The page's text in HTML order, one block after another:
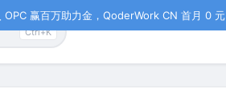
赢百万助力金，QoderWork CN 首月 0 元
Ctrl+K